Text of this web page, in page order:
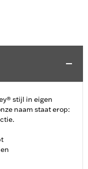
stijl in eigen
naam staat erop: